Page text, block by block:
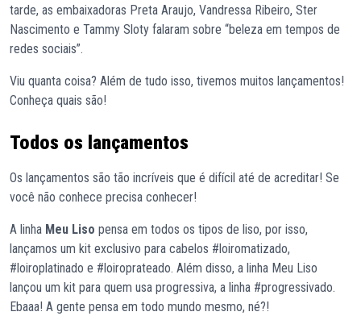
tarde, as embaixadoras Preta Araujo, Vandressa Ribeiro, Ster
Nascimento e Tammy Sloty falaram sobre “beleza em tempos de
redes sociais”.
Viu quanta coisa? Além de tudo isso, tivemos muitos lançamentos!
Conheça quais são!
Todos os lançamentos
Os lançamentos são tão incríveis que é difícil até de acreditar! Se
você não conhece precisa conhecer!
A linha Meu Liso pensa em todos os tipos de liso, por isso,
lançamos um kit exclusivo para cabelos #loiromatizado,
#loiroplatinado e #loiroprateado. Além disso, a linha Meu Liso
lançou um kit para quem usa progressiva, a linha #progressivado.
Ebaaa! A gente pensa em todo mundo mesmo, né?!